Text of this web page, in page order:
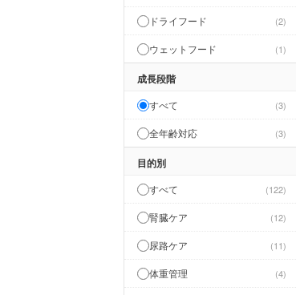
ドライフード 2
ウェットフード 1
成長段階
すべて 3
全年齢対応 3
目的別
すべて 122
腎臓ケア 12
尿路ケア 11
体重管理 4